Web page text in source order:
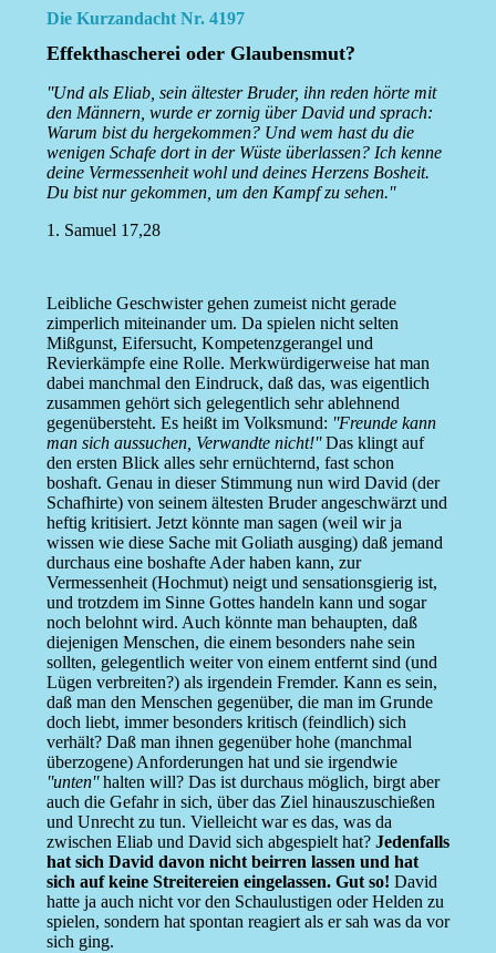
Die Kurzandacht Nr. 4197
Effekthascherei oder Glaubensmut?
''Und als Eliab, sein ältester Bruder, ihn reden hörte mit
den Männern, wurde er zornig über David und sprach:
Warum bist du hergekommen? Und wem hast du die
wenigen Schafe dort in der Wüste überlassen? Ich kenne
deine Vermessenheit wohl und deines Herzens Bosheit.
Du bist nur gekommen, um den Kampf zu sehen.''
1. Samuel 17,28
Leibliche Geschwister gehen zumeist nicht gerade
zimperlich miteinander um. Da spielen nicht selten
Mißgunst, Eifersucht, Kompetenzgerangel und
Revierkämpfe eine Rolle. Merkwürdigerweise hat man
dabei manchmal den Eindruck, daß das, was eigentlich
zusammen gehört sich gelegentlich sehr ablehnend
gegenübersteht. Es heißt im Volksmund: ''Freunde kann
man sich aussuchen, Verwandte nicht!''Das klingt auf
den ersten Blick alles sehr ernüchternd, fast schon
boshaft. Genau in dieser Stimmung nun wird David (der
Schafhirte) von seinem ältesten Bruder angeschwärzt und
heftig kritisiert. Jetzt könnte man sagen (weil wir ja
wissen wie diese Sache mit Goliath ausging) daß jemand
durchaus eine boshafte Ader haben kann, zur
Vermessenheit (Hochmut) neigt und sensationsgierig ist,
und trotzdem im Sinne Gottes handeln kann und sogar
noch belohnt wird. Auch könnte man behaupten, daß
diejenigen Menschen, die einem besonders nahe sein
sollten, gelegentlich weiter von einem entfernt sind (und
Lügen verbreiten?) als irgendein Fremder. Kann es sein,
daß man den Menschen gegenüber, die man im Grunde
doch liebt, immer besonders kritisch (feindlich) sich
verhält? Daß man ihnen gegenüber hohe (manchmal
überzogene) Anforderungen hat und sie irgendwie
''unten''halten will? Das ist durchaus möglich, birgt aber
auch die Gefahr in sich, über das Ziel hinauszuschießen
und Unrecht zu tun. Vielleicht war es das, was da
zwischen Eliab und David sich abgespielt hat? Jedenfalls
hat sich David davon nicht beirren lassen und hat
sich auf keine Streitereien eingelassen. Gut so! David
hatte ja auch nicht vor den Schaulustigen oder Helden zu
spielen, sondern hat spontan reagiert als er sah was da vor
sich ging.